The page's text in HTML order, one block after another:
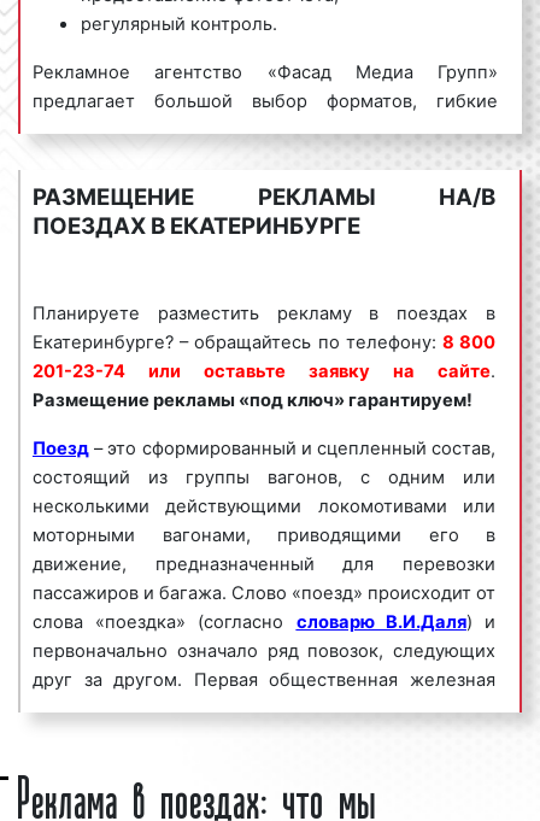
регулярный контроль.
Рекламное агентство «Фасад Медиа Групп»
предлагает большой выбор форматов, гибкие
условия размещения рекламы в поездах в
Екатеринбурге и Свердловской области, выгодные
цены. Для получения коммерческого предложения
по размещению рекламы в поездах дальнего
следования обращайтесь по телефону:
рекламы в
Реклама в поездах пользуетсябольшим
спросомсреди представителей бизнеса.
Востребованность рекламы в поездах дальнего
следования среди бизнесменов объясняется целым
рядом факторов:
высокая частота контактов;
массовый охват аудитории;
большое количество поездов;
разнообразие рекламных форматов;
непрерывное воздействие на целевую
аудиторию;
низкие цены и регулярные скидки.
клиентов и повышения процента продаж. Многие
РАЗМЕЩЕНИЕ РЕКЛАМЫ НА/В
ПОЕЗДАХ В ЕКАТЕРИНБУРГЕ
Планируете разместить рекламу в поездах в
Екатеринбурге? – обращайтесь по телефону: 8 800
201-23-74 или оставьте заявку на сайте.
Размещение рекламы «под ключ» гарантируем!
Поезд – это сформированный и сцепленный состав,
состоящий из группы вагонов, с одним или
несколькими действующими локомотивами или
моторными вагонами, приводящими его в
движение, предназначенный для перевозки
пассажиров и багажа. Слово «поезд» происходит от
слова «поездка» (согласно словарю В.И.Даля) и
первоначально означало ряд повозок, следующих
друг за другом. Первая общественная железная
дорога была открыта в 1825 г. Первым паровозом
являются не только транспортными средствами, но
Реклама в поездах: что мы